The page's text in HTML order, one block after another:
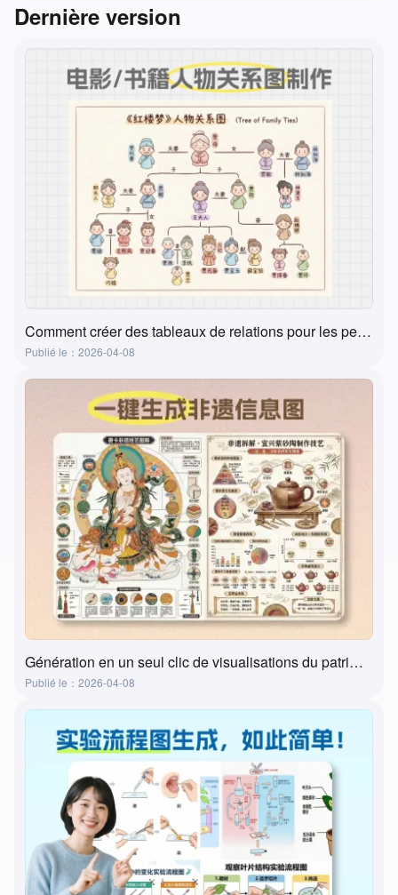
Dernière version
Comment créer des tableaux de relations pour les personnages de films, livres et manuels ? Une méthode super pratique et simple
Publié le：2026-04-08
Génération en un seul clic de visualisations du patrimoine culturel immatériel par l'IA ? Cet outil le fait réellement !
Publié le：2026-04-08